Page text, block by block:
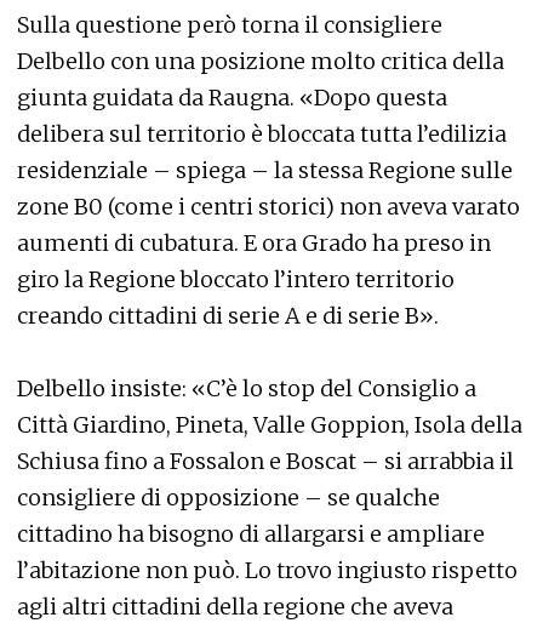
Sulla questione però torna il consigliere
Delbello con una posizione molto critica della
giunta guidata da Raugna. «Dopo questa
delibera sul territorio è bloccata tutta l’edilizia
residenziale – spiega – la stessa Regione sulle
zone B0 (come i centri storici) non aveva varato
aumenti di cubatura. E ora Grado ha preso in
giro la Regione bloccato l’intero territorio
creando cittadini di serie A e di serie B».
Delbello insiste: «C’è lo stop del Consiglio a
Città Giardino, Pineta, Valle Goppion, Isola della
Schiusa fino a Fossalon e Boscat – si arrabbia il
consigliere di opposizione – se qualche
cittadino ha bisogno di allargarsi e ampliare
l’abitazione non può. Lo trovo ingiusto rispetto
agli altri cittadini della regione che aveva